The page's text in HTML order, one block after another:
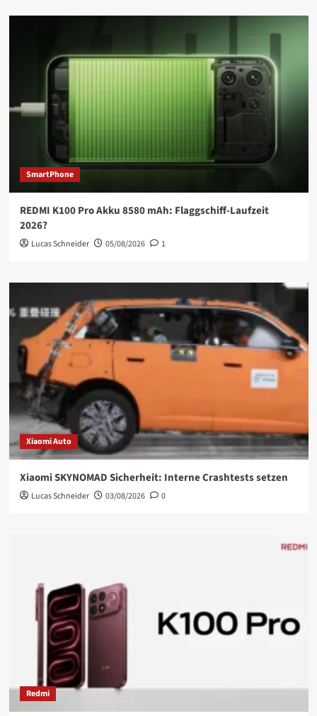
SmartPhone
REDMI K100 Pro Akku 8580 mAh: Flaggschiff-Laufzeit
2026?
Lucas Schneider 05/08/2026 1
Xiaomi Auto
Xiaomi SKYNOMAD Sicherheit: Interne Crashtests setzen
Lucas Schneider 03/08/2026 0
Redmi